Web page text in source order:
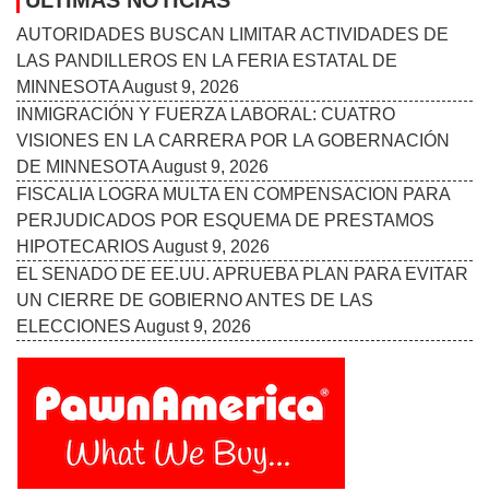
AUTORIDADES BUSCAN LIMITAR ACTIVIDADES DE
LAS PANDILLEROS EN LA FERIA ESTATAL DE
MINNESOTAAugust 9, 2026
INMIGRACIÓN Y FUERZA LABORAL: CUATRO
VISIONES EN LA CARRERA POR LA GOBERNACIÓN
DE MINNESOTAAugust 9, 2026
FISCALIA LOGRA MULTA EN COMPENSACION PARA
PERJUDICADOS POR ESQUEMA DE PRESTAMOS
HIPOTECARIOS August 9, 2026
EL SENADO DE EE.UU. APRUEBA PLAN PARA EVITAR
UN CIERRE DE GOBIERNO ANTES DE LAS
ELECCIONES August 9, 2026